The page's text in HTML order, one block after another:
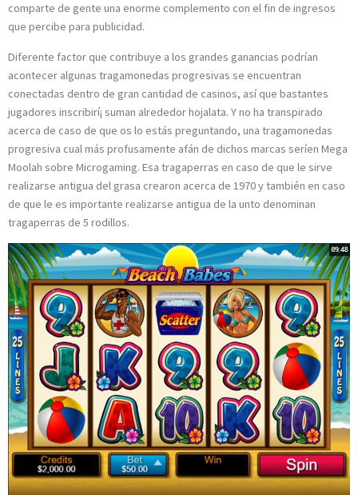
comparte de gente una enorme complemento con el fin de ingresos
que percibe para publicidad.
Diferente factor que contribuye a los grandes ganancias podrí­an
acontecer algunas tragamonedas progresivas se encuentran
conectadas dentro de gran cantidad de casinos, así que bastantes
jugadores inscribirí¡ suman alrededor hojalata. Y no ha transpirado
acerca de caso de que os lo estás preguntando, una tragamonedas
progresiva cual más profusamente afán de dichos marcas serí­en Mega
Moolah sobre Microgaming. Esa tragaperras en caso de que le sirve
realizarse antigua del grasa crearon acerca de 1970 y también en caso
de que le es importante realizarse antigua de la unto denominan
tragaperras de 5 rodillos.